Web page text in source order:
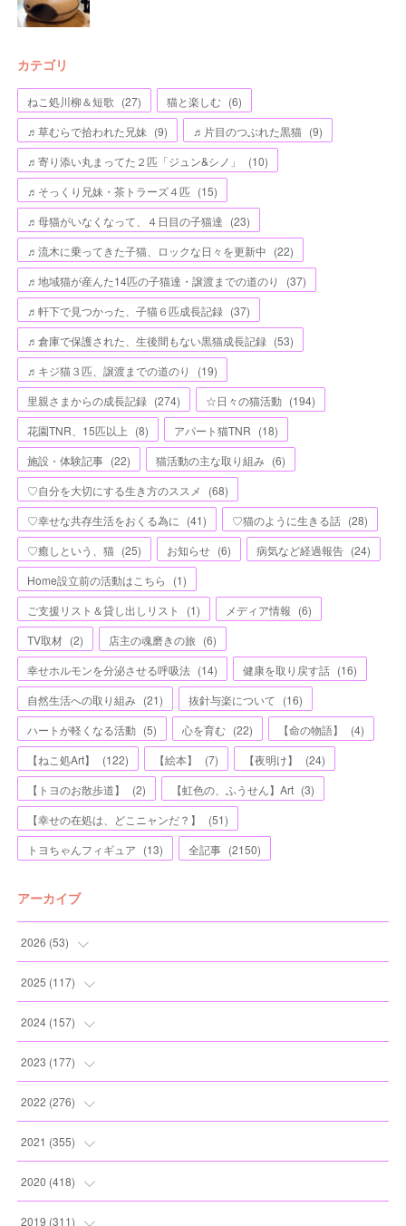
カテゴリ
ねこ処川柳＆短歌 (27) 猫と楽しむ (6)
♬草むらで拾われた兄妹 (9) ♬片目のつぶれた黒猫 (9)
♬寄り添い丸まってた２匹「ジュン&シノ」
(10)
♬そっくり兄妹・茶トラーズ４匹 (15)
♬母猫がいなくなって、４日目の子猫達 (23)
♬流木に乗ってきた子猫、ロックな日々を更新中 (22)
♬地域猫が産んた14匹の子猫達・譲渡までの道のり
(37)
♬軒下で見つかった、子猫６匹成長記録 (37)
♬倉庫で保護された、生後間もない黒猫成長記録 (53)
♬キジ猫３匹、譲渡までの道のり
(19)
里親さまからの成長記録 (274) ☆日々の猫活動 (194)
花園TNR、15匹以上 (8) アパート猫TNR (18)
施設・体験記事 (22) 猫活動の主な取り組み (6)
♡自分を大切にする生き方のススメ
(68)
♡幸せな共存生活をおくる為に (41) ♡猫のように生きる話 (28)
♡癒しという、猫 (25) お知らせ (6) 病気など経過報告 (24)
Home設立前の活動はこちら
(1)
ご支援リスト＆貸し出しリスト
(1) メディア情報 (6)
TV取材 (2) 店主の魂磨きの旅 (6)
幸せホルモンを分泌させる呼吸法 (14) 健康を取り戻す話 (16)
自然生活への取り組み (21) 抜針与楽について (16)
ハートが軽くなる活動 (5) 心を育む (22) 【命の物語】 (4)
【ねこ処Art】
(122) 【絵本】 (7) 【夜明け】 (24)
【トヨのお散歩道】
(2) 【虹色の、ふうせん】Art (3)
【幸せの在処は、どこニャンだ？】
(51)
トヨちゃんフィギュア (13) 全記事 (2150)
アーカイブ
2026 (53)
(1)
(5)
(7)
(11
2025 (117)
(11
(12
(12
(13
2024(157)
(13
(13
(10
(13
2023 (177)
(20
(10
(11
(13
2022 (276)
(17
(16
(21
2021 (355)
(19
(12
2020 (418)
(44
2019 (311)